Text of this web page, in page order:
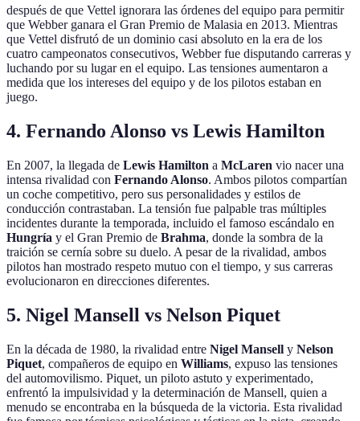
después de que Vettel ignorara las órdenes del equipo para permitir
que Webber ganara el Gran Premio de Malasia en 2013. Mientras
que Vettel disfrutó de un dominio casi absoluto en la era de los
cuatro campeonatos consecutivos, Webber fue disputando carreras y
luchando por su lugar en el equipo. Las tensiones aumentaron a
medida que los intereses del equipo y de los pilotos estaban en
juego.
4. Fernando Alonso vs Lewis Hamilton
En 2007, la llegada de Lewis Hamilton a McLaren vio nacer una
intensa rivalidad con Fernando Alonso. Ambos pilotos compartían
un coche competitivo, pero sus personalidades y estilos de
conducción contrastaban. La tensión fue palpable tras múltiples
incidentes durante la temporada, incluido el famoso escándalo en
Hungría y el Gran Premio de Brahma, donde la sombra de la
traición se cernía sobre su duelo. A pesar de la rivalidad, ambos
pilotos han mostrado respeto mutuo con el tiempo, y sus carreras
evolucionaron en direcciones diferentes.
5. Nigel Mansell vs Nelson Piquet
En la década de 1980, la rivalidad entre Nigel Mansell y Nelson
Piquet, compañeros de equipo en Williams, expuso las tensiones
del automovilismo. Piquet, un piloto astuto y experimentado,
enfrentó la impulsividad y la determinación de Mansell, quien a
menudo se encontraba en la búsqueda de la victoria. Esta rivalidad